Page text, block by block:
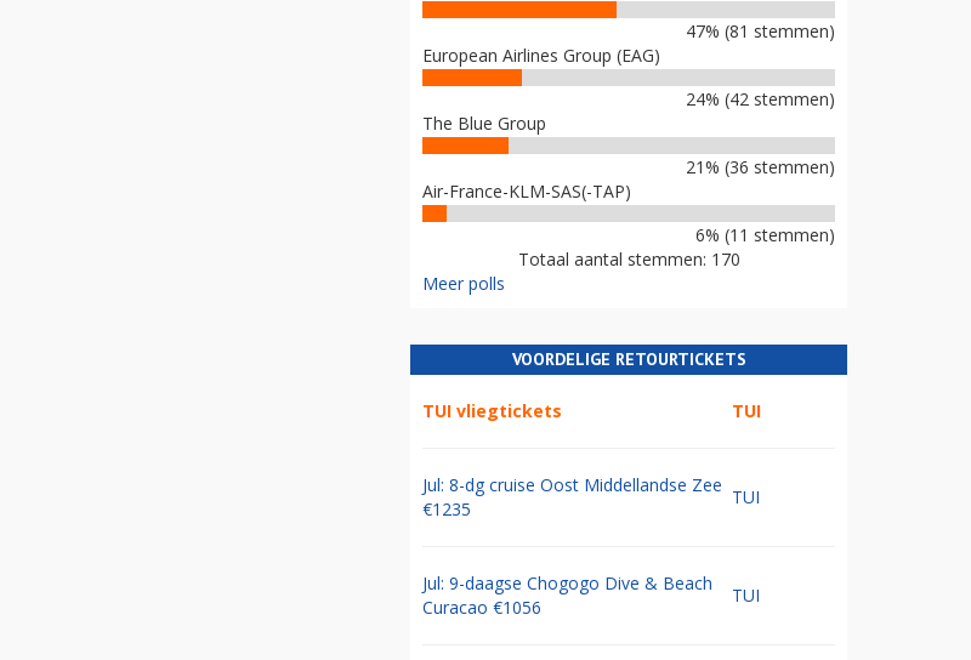
47% (81 stemmen)
European Airlines Group (EAG)
24% (42 stemmen)
The Blue Group
21% (36 stemmen)
Air-France-KLM-SAS(-TAP)
6% (11 stemmen)
Totaal aantal stemmen: 170
Meer polls
VOORDELIGE RETOURTICKETS
TUI vliegtickets TUI
Jul: 8-dg cruise Oost Middellandse Zee
€1235
TUI
Jul: 9-daagse Chogogo Dive & Beach
Curacao €1056
TUI